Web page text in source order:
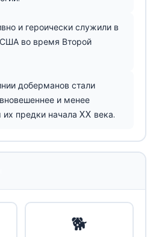
и героически служили в
во время Второй
доберманов стали
и менее
предки начала XX века.
🐕